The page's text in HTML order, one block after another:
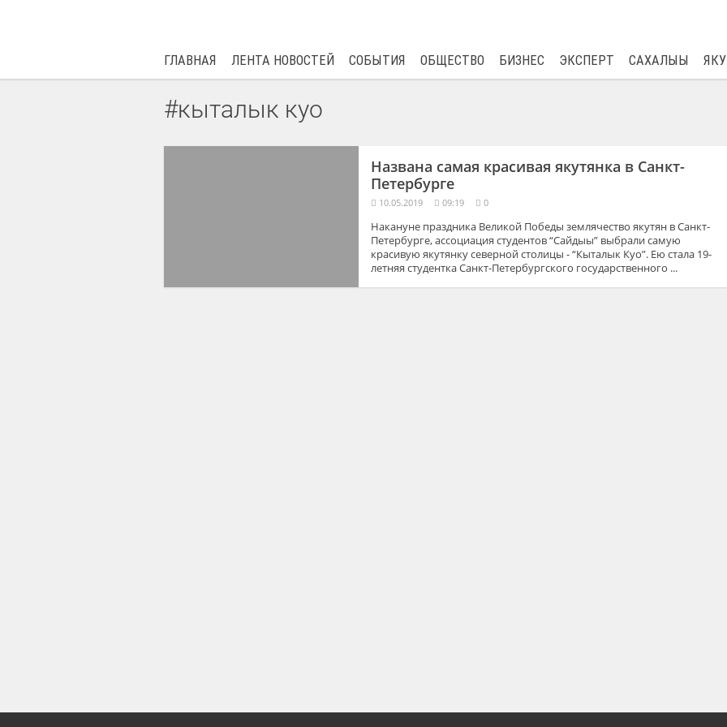
ГЛАВНАЯ ЛЕНТА НОВОСТЕЙ СОБЫТИЯ ОБЩЕСТВО БИЗНЕС ЭКСПЕРТ САХАЛЫЫ
#кыталык куо
Названа самая красивая якутянка в Санкт-
Петербурге
10.05.2019 09:19 0
Накануне праздника Великой Победы землячество якутян в Санкт-
Петербурге, ассоциация студентов “Сайдыы” выбрали самую
красивую якутянку северной столицы - “Кыталык Куо”. Ею стала 19-
летняя студентка Санкт-Петербургского государственного ...